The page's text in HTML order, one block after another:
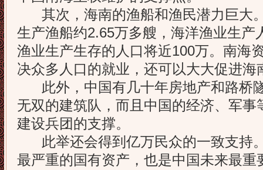
其次，海南的渔船和渔民潜力巨大
生产渔船约2.65万多艘，海洋渔业生产
渔业生产生存的人口将近100万。南海
决众多人口的就业，还可以大大促进海
此外，中国有几十年房地产和路桥
无双的建筑队，而且中国的经济、军
建设兵团的支撑。
此举还会得到亿万民众的一致支持
最严重的国有资产，也是中国未来最重